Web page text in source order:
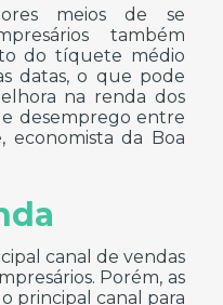
meios de se
também
do tíquete médio
datas, o que pode
na renda dos
desemprego entre
economista da Boa
canal de vendas
Porém, as
principal canal para